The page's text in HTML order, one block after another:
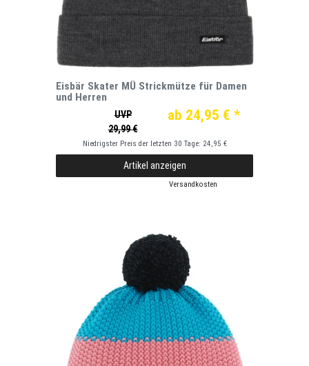
Eisbär Skater MÜ Strickmütze für Damen
und Herren
UVP
29,99 €
ab 24,95 € *
Niedrigster Preis der letzten 30 Tage: 24,95 €
Artikel anzeigen
Versandkosten